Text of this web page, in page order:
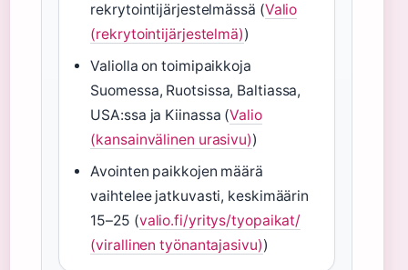
rekrytointijärjestelmässä (Valio
(rekrytointijärjestelmä))
Valiolla on toimipaikkoja
Suomessa, Ruotsissa, Baltiassa,
USA:ssa ja Kiinassa (Valio
(kansainvälinen urasivu))
Avointen paikkojen määrä
vaihtelee jatkuvasti, keskimäärin
15–25 (valio.fi/yritys/tyopaikat/
(virallinen työnantajasivu))